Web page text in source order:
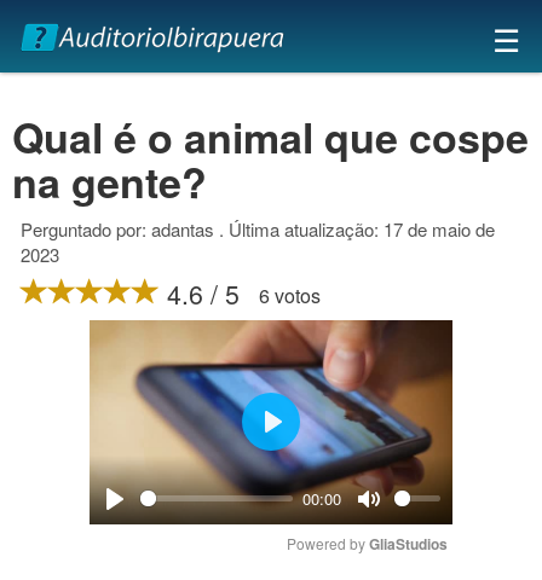
×
☰
Qual é o animal que cospe
na gente?
Perguntado por: adantas . Última atualização: 17 de maio de
2023
4.6 / 5 6 votos
Play
00:00
Mute
Play
Powered by GliaStudios